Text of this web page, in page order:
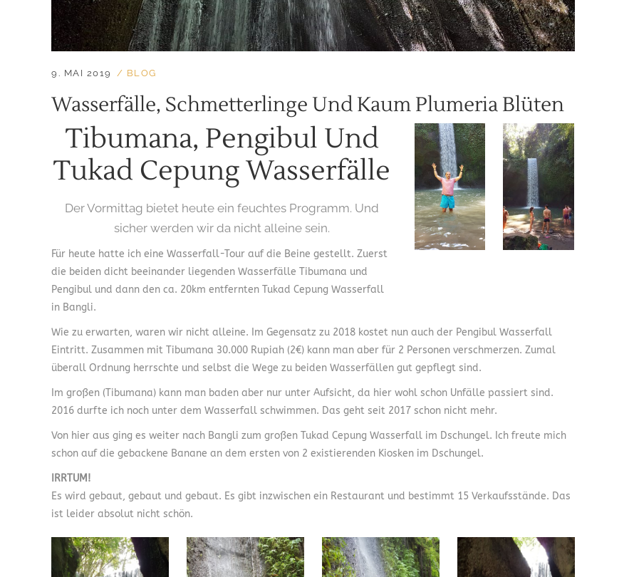
9. MAI 2019 BLOG
Wasserfälle, Schmetterlinge Und Kaum Plumeria Blüten
Tibumana, Pengibul Und
Tukad Cepung Wasserfälle
Der Vormittag bietet heute ein feuchtes Programm. Und
sicher werden wir da nicht alleine sein.
Für heute hatte ich eine Wasserfall-Tour auf die Beine gestellt. Zuerst
die beiden dicht beeinander liegenden Wasserfälle Tibumana und
Pengibul und dann den ca. 20km entfernten Tukad Cepung Wasserfall
in Bangli.
Wie zu erwarten, waren wir nicht alleine. Im Gegensatz zu 2018 kostet nun auch der Pengibul Wasserfall
Eintritt. Zusammen mit Tibumana 30.000 Rupiah (2€) kann man aber für 2 Personen verschmerzen. Zumal
überall Ordnung herrschte und selbst die Wege zu beiden Wasserfällen gut gepflegt sind.
Im großen (Tibumana) kann man baden aber nur unter Aufsicht, da hier wohl schon Unfälle passiert sind.
2016 durfte ich noch unter dem Wasserfall schwimmen. Das geht seit 2017 schon nicht mehr.
Von hier aus ging es weiter nach Bangli zum großen Tukad Cepung Wasserfall im Dschungel. Ich freute mich
schon auf die gebackene Banane an dem ersten von 2 existierenden Kiosken im Dschungel.
IRRTUM!
Es wird gebaut, gebaut und gebaut. Es gibt inzwischen ein Restaurant und bestimmt 15 Verkaufsstände. Das
ist leider absolut nicht schön.